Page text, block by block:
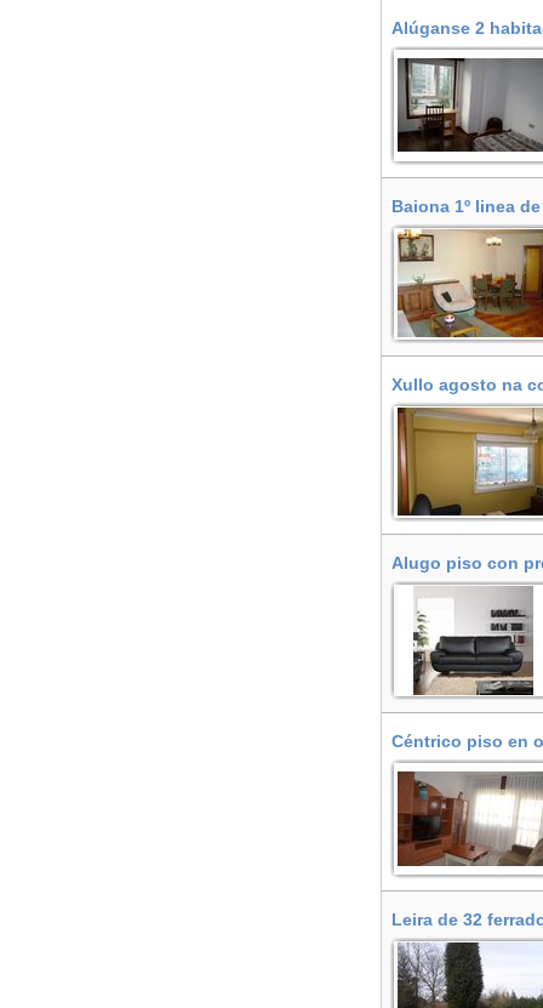
Alúganse 2
Baiona 1º linea
Xullo agosto na
Alugo piso con
Céntrico piso en
Leira de 32